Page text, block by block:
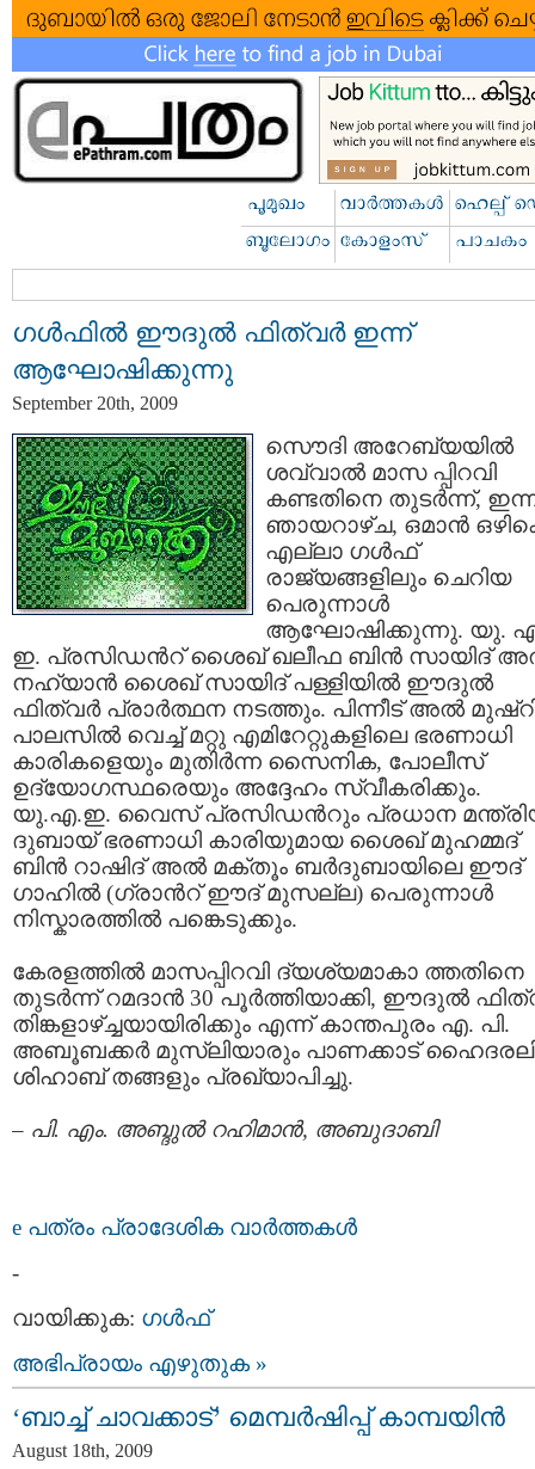
ഗള്‍ഫില്‍ ഈദുല്‍ ഫിത്വര്‍ ഇന്ന്
ആഘോഷിക്കുന്നു
September 20th, 2009
സൌദി അറേബ്യയില്‍
ശവ്വാല്‍ മാസ പ്പിറവി
കണ്ടതിനെ തുടര്‍ന്ന്,
ഞായറാഴ്ച, ഒമാന്‍
എല്ലാ ഗള്‍ഫ്
രാജ്യങ്ങളിലും ചെറിയ
പെരുന്നാള്‍
ആഘോഷിക്കുന്നു. യു.
ഇ. പ്രസിഡന്‍റ് ശൈഖ് ഖലീഫ ബിന്‍ സായിദ്
നഹ്യാന്‍ ശൈഖ് സായിദ് പള്ളിയില്‍ ഈദുല്‍
ഫിത്വര്‍ പ്രാര്‍ത്ഥന നടത്തും. പിന്നീട് അല്‍
പാലസില്‍ വെച്ച് മറ്റു എമിറേറ്റുകളിലെ ഭരണാധി
കാരികളെയും മുതിര്‍ന്ന സൈനിക, പോലീസ്
ഉദ്യോഗസ്ഥരെയും അദ്ദേഹം സ്വീകരിക്കും.
യു.എ.ഇ. വൈസ് പ്രസിഡന്‍റും പ്രധാന
ദുബായ് ഭരണാധി കാരിയുമായ ശൈഖ് മുഹമ്മദ്
ബിന്‍ റാഷിദ് അല്‍ മക്തൂം ബര്‍ദുബായിലെ ഈദ്
ഗാഹില്‍ (ഗ്രാന്‍റ് ഈദ് മുസല്ല) പെരുന്നാള്‍
നിസ്കാരത്തില്‍ പങ്കെടുക്കും.
കേരളത്തില്‍ മാസപ്പിറവി ദ്യശ്യമാകാ ത്തതിനെ
തുടര്‍ന്ന് റമദാന്‍ 30 പൂര്‍ത്തിയാക്കി, ഈദുല്‍
തിങ്കളാഴ്ച്ചയായിരിക്കും എന്ന് കാന്തപുരം എ. പി.
അബൂബക്കര്‍ മുസ്ലിയാരും പാണക്കാട്
ശിഹാബ് തങ്ങളും പ്രഖ്യാപിച്ചു.
– പി. എം. അബ്ദുല്‍ റഹിമാന്‍, അബുദാബി
e പത്രം പ്രാദേശിക വാര്‍ത്തകള്‍
-
വായിക്കുക: ഗള്‍ഫ്‌
അഭിപ്രായം എഴുതുക »
‘ബാച്ച് ചാവക്കാട്’ മെമ്പര്‍ഷിപ്പ് കാമ്പയിന്‍
August 18th, 2009